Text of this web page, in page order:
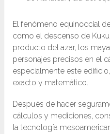
El fenómeno equinoccial
como el descenso de
producto del azar, los
personajes precisos en el
especialmente este
exacto y matemático.
Después de hacer
cálculos y mediciones,
la tecnología